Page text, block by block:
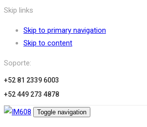
Skip links
Skip to primary navigation
Skip to content
Soporte:
+52 81 2339 6003
+52 449 273 4878
Toggle navigation